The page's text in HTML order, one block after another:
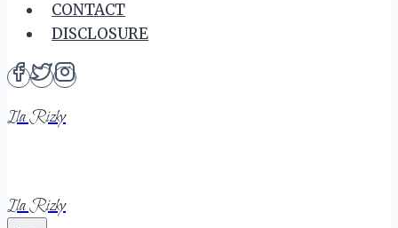
CONTACT
DISCLOSURE
Ila Rizky
Ila Rizky